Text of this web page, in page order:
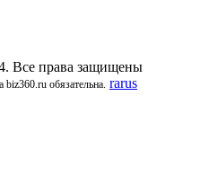
Все права защищены
обязательна. rarus